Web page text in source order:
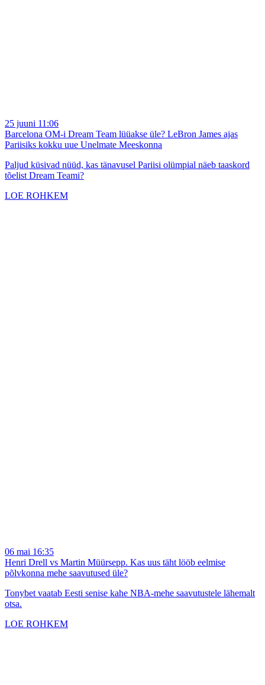
25 juuni 11:06
Barcelona OM-i Dream Team lüüakse üle? LeBron James ajas
Pariisiks kokku uue Unelmate Meeskonna
Paljud küsivad nüüd, kas tänavusel Pariisi olümpial näeb taaskord
tõelist Dream Teami?
LOE ROHKEM
06 mai 16:35
Henri Drell vs Martin Müürsepp. Kas uus täht lööb eelmise
põlvkonna mehe saavutused üle?
Tonybet vaatab Eesti senise kahe NBA-mehe saavutustele lähemalt
otsa.
LOE ROHKEM